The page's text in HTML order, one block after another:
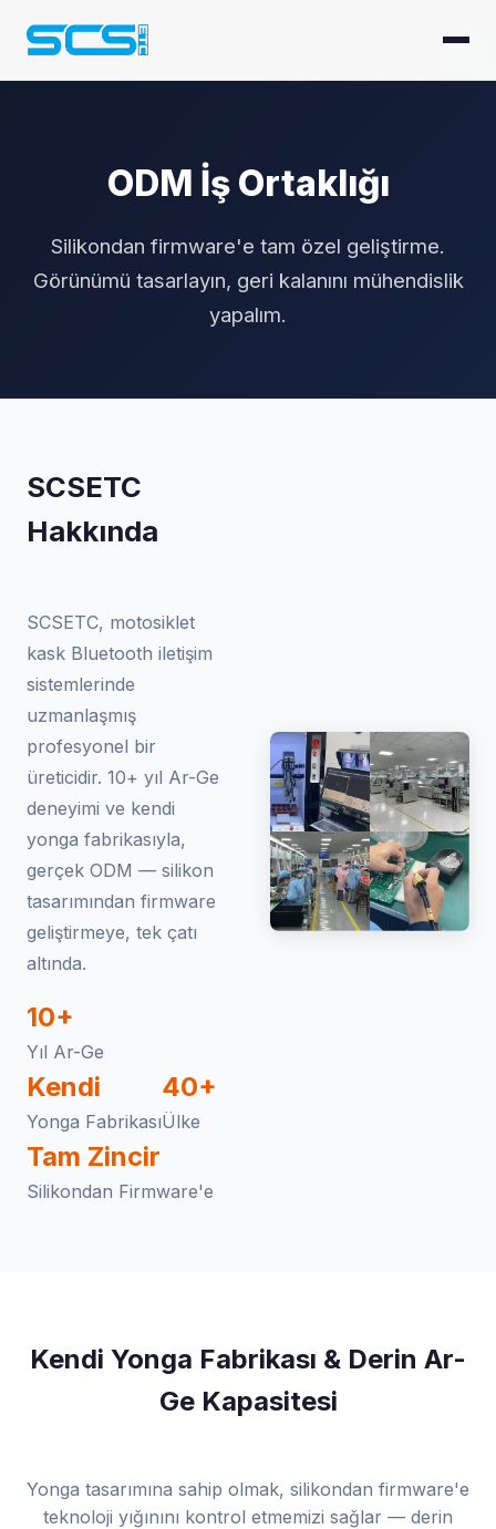
ODM İş Ortaklığı
Silikondan firmware'e tam özel geliştirme.
Görünümü tasarlayın, geri kalanını mühendislik
yapalım.
SCSETC
Hakkında
SCSETC, motosiklet
kask Bluetooth iletişim
sistemlerinde
uzmanlaşmış
profesyonel bir
üreticidir. 10+ yıl Ar-Ge
deneyimi ve kendi
yonga fabrikasıyla,
gerçek ODM — silikon
tasarımından firmware
geliştirmeye, tek çatı
altında.
10+
Yıl Ar-Ge
Kendi
Yonga Fabrikası
40+
Ülke
Tam Zincir
Silikondan Firmware'e
Kendi Yonga Fabrikası & Derin Ar-
Ge Kapasitesi
Yonga tasarımına sahip olmak, silikondan firmware'e
teknoloji yığınını kontrol etmemizi sağlar — derin